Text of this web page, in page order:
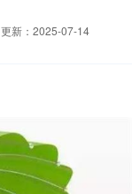
更新：2025-07-14